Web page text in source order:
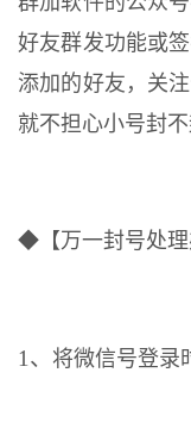
好友群发功能或
添加的好友，关
就不担心小号封不
◆【万一封号处理
1、 将微信号登录